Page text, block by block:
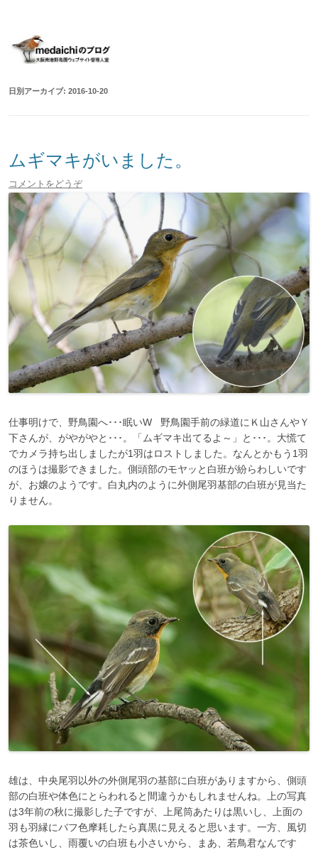
日別アーカイブ: 2016-10-20
ムギマキがいました。
コメントをどうぞ
仕事明けで、野鳥園へ･･･眠いW 野鳥園手前の緑道にＫ山さんやＹ
下さんが、がやがやと･･･。「ムギマキ出てるよ～」と･･･。大慌て
でカメラ持ち出しましたが1羽はロストしました。なんとかもう1羽
のほうは撮影できました。側頭部のモヤッと白班が紛らわしいです
が、お嬢のようです。白丸内のように外側尾羽基部の白班が見当た
りません。
雄は、中央尾羽以外の外側尾羽の基部に白班がありますから、側頭
部の白班や体色にとらわれると間違うかもしれませんね。上の写真
は3年前の秋に撮影した子ですが、上尾筒あたりは黒いし、上面の
羽も羽縁にバフ色摩耗したら真黒に見えると思います。一方、風切
は茶色いし、雨覆いの白班も小さいから、まあ、若鳥君なんです